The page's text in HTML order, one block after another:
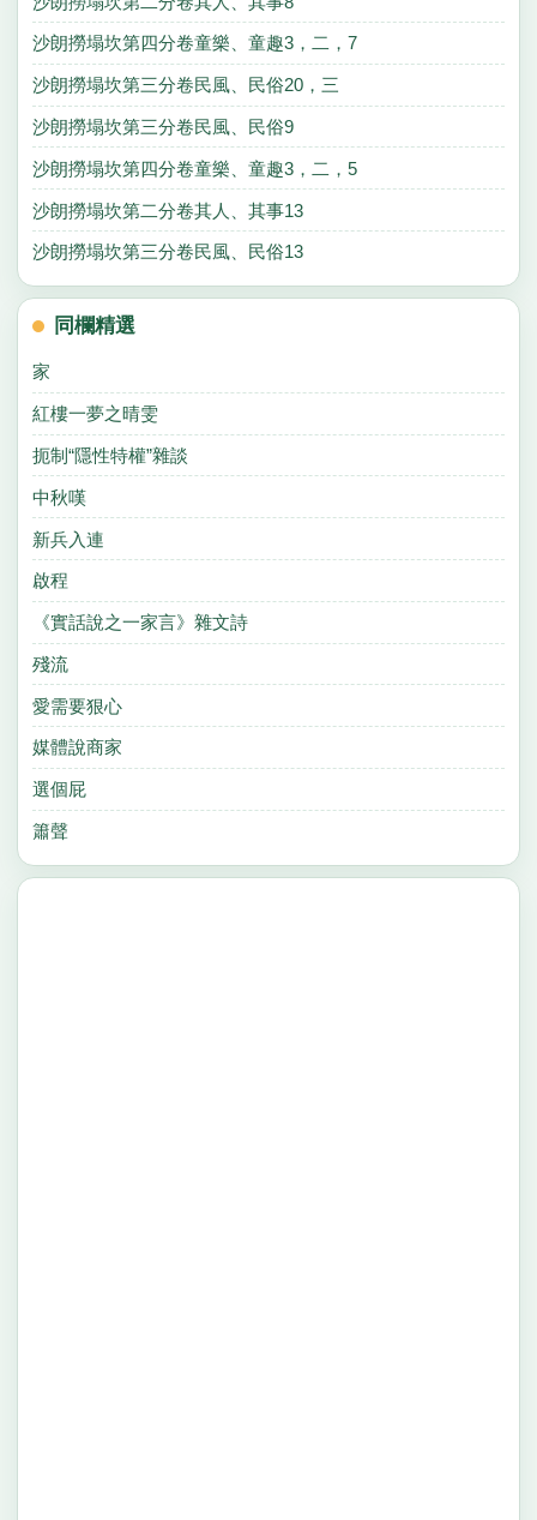
沙朗撈塌坎第四分卷童樂、童趣3，二，7
沙朗撈塌坎第三分卷民風、民俗20，三
沙朗撈塌坎第三分卷民風、民俗9
沙朗撈塌坎第四分卷童樂、童趣3，二，5
沙朗撈塌坎第二分卷其人、其事13
沙朗撈塌坎第三分卷民風、民俗13
同欄精選
家
紅樓一夢之晴雯
扼制“隱性特權”雜談
中秋嘆
新兵入連
啟程
《實話說之一家言》雜文詩
殘流
愛需要狠心
媒體說商家
選個屁
簫聲